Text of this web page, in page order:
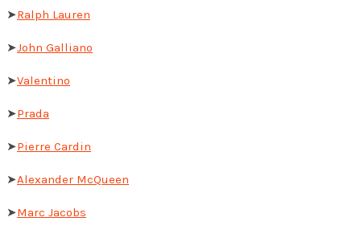
➤Ralph Lauren
➤John Galliano
➤Valentino
➤Prada
➤Pierre Cardin
➤Alexander McQueen
➤Marc Jacobs